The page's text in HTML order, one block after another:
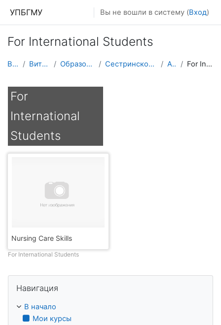
УПБГМУ Вы не вошли в систему (Вход)
For International Students
В начало Витрина курсов 3KL Образование 2025-2026 уч.год Сестринского дела и паллиативной помощи Архив 2017 For International Students
For
International
Students
Nursing Care Skills
For International Students
Навигация
В начало
Мои курсы